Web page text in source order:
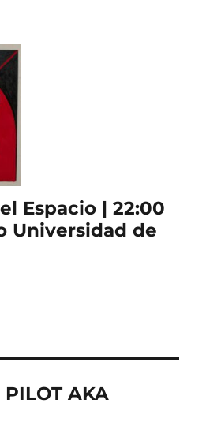
Espacio | 22:00
Universidad de
PILOT AKA